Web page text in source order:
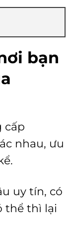
bạn
cấp
nhau, ưu
uy tín, có
thể thì lại